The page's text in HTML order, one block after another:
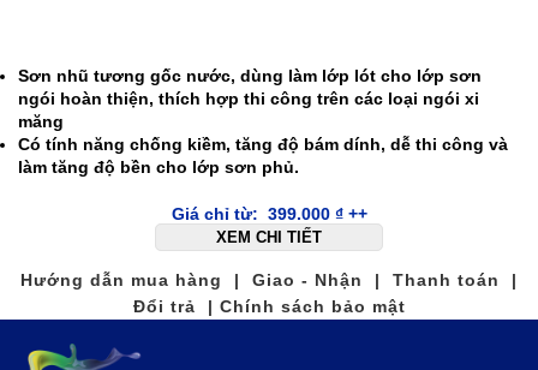
Sơn nhũ tương gốc nước, dùng làm lớp lót cho lớp sơn
ngói hoàn thiện, thích hợp thi công trên các loại ngói xi
măng
Có tính năng chống kiềm, tăng độ bám dính, dễ thi công và
làm tăng độ bền cho lớp sơn phủ.
Giá chỉ từ: 399.000 ₫++
XEM CHI TIẾT
Hướng dẫn mua hàng | Giao - Nhận | Thanh toán |
Đổi trả | Chính sách bảo mật